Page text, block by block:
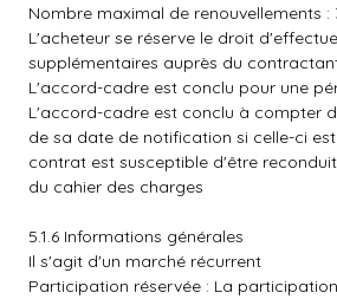
Nombre maximal de renouvellements :
L'acheteur se réserve le droit
supplémentaires auprès du
L'accord-cadre est conclu pour une
L'accord-cadre est conclu à compter
de sa date de notification si celle-ci
contrat est susceptible d'être
du cahier des charges
5.1.6 Informations générales
Il s'agit d'un marché récurrent
Participation réservée : La